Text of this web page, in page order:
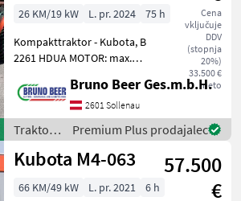
Cena
vključuje
DDV
(stopnja
20%)
33.500 €
neto
26 KM/19 kW L. pr. 2024
75 h
Kompakttraktor - Kubota, B
2261 HDUA MOTOR: max.
umweltfreundlicher
Kubota-Flüster-
Dieselmotor, 3 Zylinder,
1261 cmü; ANTRIEB:
Hydrostatgetr
Bruno Beer Ges.m.b.H.
2601 Sollenau
Traktor /
Kubota
Premium Plus prodajalec
Kubota M4-063
57.500
€
66 KM/49 kW L. pr. 2021 6 h